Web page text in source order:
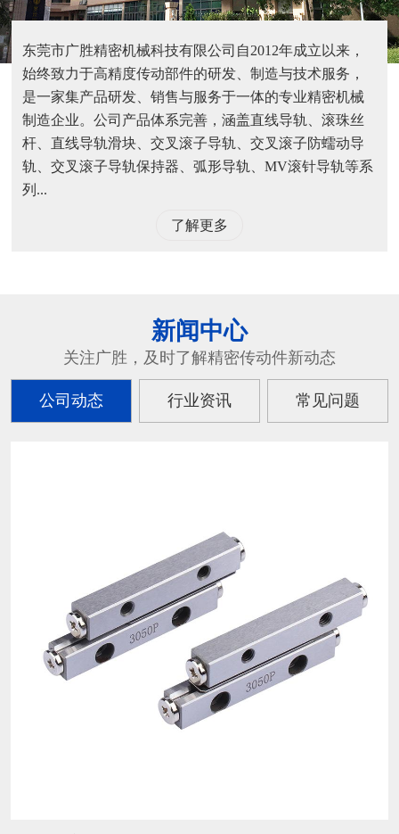
东莞市广胜精密机械科技有限公司自2012年成立以来，
始终致力于高精度传动部件的研发、制造与技术服务，
是一家集产品研发、销售与服务于一体的专业精密机械
制造企业。公司产品体系完善，涵盖直线导轨、滚珠丝
杆、直线导轨滑块、交叉滚子导轨、交叉滚子防蠕动导
轨、交叉滚子导轨保持器、弧形导轨、MV滚针导轨等系
列...
了解更多
新闻中心
关注广胜，及时了解精密传动件新动态
公司动态 行业资讯 常见问题